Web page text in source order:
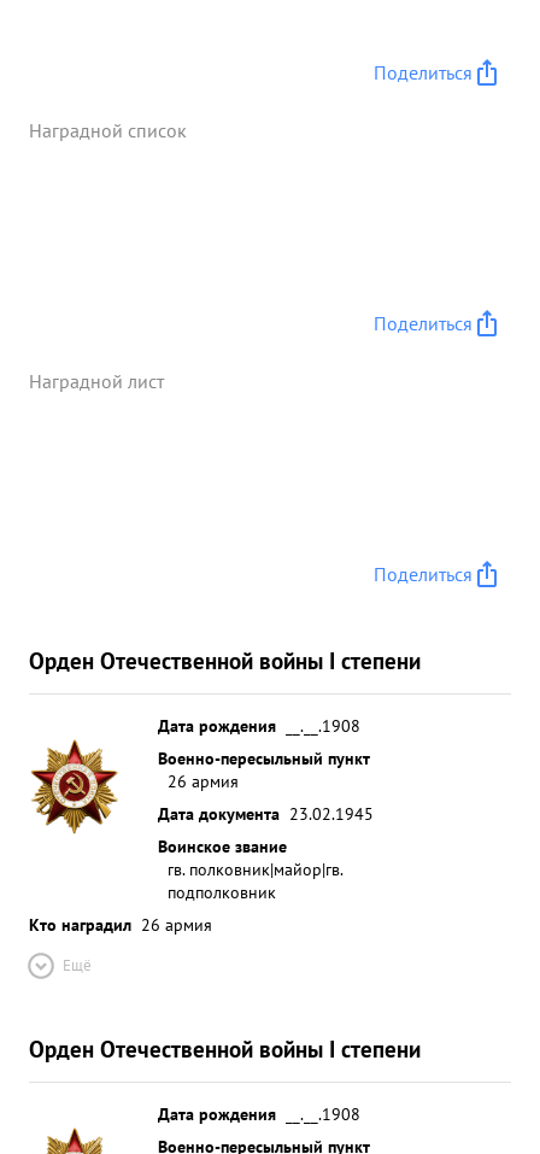
сожжено 7 танков 2 бро=
бронетранспорге 2 ,автомашин с бое= припасами
Поделиться
Наградной список
Поделиться
Наградной лист
Поделиться
Орден Отечественной войны I степени
Дата рождения
__.__.1908
Военно-пересыльный пункт
26 армия
Дата документа 23.02.1945
Воинское звание
гв. полковник|майор|гв.
подполковник
Кто наградил 26 армия
Ещё
Орден Отечественной войны I степени
Дата рождения
__.__.1908
Военно-пересыльный пункт